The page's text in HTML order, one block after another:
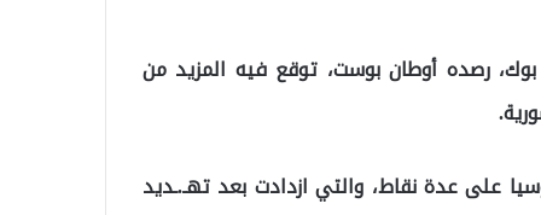
رصده أوطان بوست، توقع فيه المزيد من
على عدة نقاط، والتي ازدادت بعد تهـ.ـديد